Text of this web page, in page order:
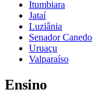
Itumbiara
Jataí
Luziânia
Senador Canedo
Uruaçu
Valparaíso
Ensino